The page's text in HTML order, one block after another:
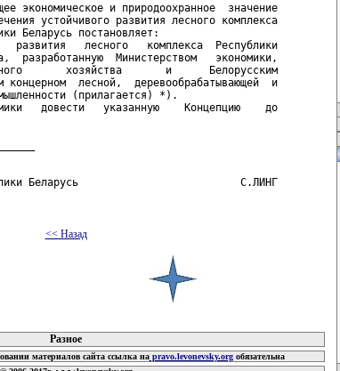
экономическое и природоохранное  значение
устойчивого развития лесного комплекса
Беларусь постановляет:
развития   лесного   комплекса  Республики
разработанную  Министерством   экономики,
хозяйства       и      Белорусским
концерном  лесной,  деревообрабатывающей  и
(прилагается) *).
довести   указанную    Концепцию    до
Беларусь                          С.ЛИНГ
<< Назад
Разное
материалов сайта ссылка наpravo.levonevsky.orgобязательна